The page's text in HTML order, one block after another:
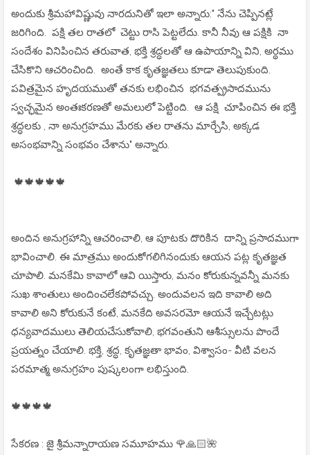
అందుకు శ్రీమహావిష్ణువు నారదునితో ఇలా అన్నారు:" నేను చెప్పినట్లే
జరిగింది. పక్షి తల రాతలో చెట్టు రాసి పెట్టలేదు. కానీ నీవు ఆ పక్షికి నా
సందేశం వినిపించిన తరువాత, భక్తి శ్రద్ధలతో ఆ ఉపాయాన్ని విని, అర్థము
చేసికొని ఆచరించింది. అంతే కాక కృతజ్ఞతలు కూడా తెలుపుకుంది.
పవిత్రమైన హృదయముతో తనకు లభించిన భగవత్ప్రసాదమును
స్వచ్ఛమైన అంతఃకరణతో అమలులో పెట్టింది. ఆ పక్షి చూపించిన ఈ భక్తి
శ్రద్ధలకు , నా అనుగ్రహము మేరకు తల రాతను మార్చేసి, అక్కడ
అసంభవాన్ని సంభవం చేశాను" అన్నారు.
🍁🍁🍁🍁🍁
అందిన అనుగ్రహాన్ని ఆచరించాలి, ఆ పూటకు దొరికిన దాన్ని ప్రసాదముగా
భావించాలి. ఈ మాత్రము అందుకోగలిగినందుకు ఆయన పట్ల కృతజ్ఞత
చూపాలి. మనకేమి కావాలో ఆవి యిస్తారు, మనం కోరుకున్నవన్నీ మనకు
సుఖ శాంతులు అందించలేకపోవచ్చు. అందువలన ఇది కావాలి అది
కావాలి అని కోరుకునే కంటే, మనకేది అవసరమో ఆయనే ఇచ్చేటట్లు
ధన్యవాదములు తెలియచేసుకోవాలి, భగవంతుని ఆశీస్సులను పొందే
ప్రయత్నం చేయాలి. భక్తి, శ్రద్ధ, కృతజ్ఞతా భావం, విశ్వాసం- వీటి వలన
పరమాత్మ అనుగ్రహం పుష్కలంగా లభిస్తుంది.
🍁🍁🍁🍁
సేకరణ : జై శ్రీమన్నారాయణ సమూహము 🌹🙏🏻🌺